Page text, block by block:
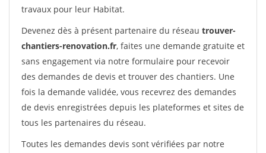
travaux pour leur Habitat.
Devenez dès à présent partenaire du réseau trouver-
chantiers-renovation.fr, faites une demande gratuite et
sans engagement via notre formulaire pour recevoir
des demandes de devis et trouver des chantiers. Une
fois la demande validée, vous recevrez des demandes
de devis enregistrées depuis les plateformes et sites de
tous les partenaires du réseau.
Toutes les demandes devis sont vérifiées par notre